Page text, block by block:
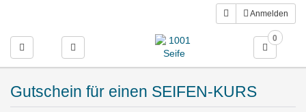
Anmelden
Toggle navigation
0
Gutschein für einen SEIFEN-KURS